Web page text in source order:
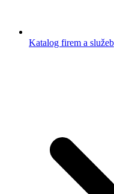
Katalog firem a služeb